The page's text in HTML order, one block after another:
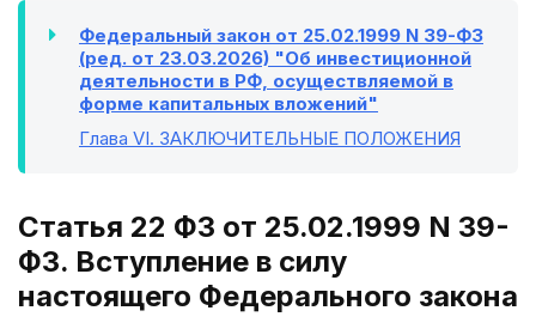
Федеральный закон от 25.02.1999 N 39-ФЗ
(ред. от 23.03.2026) "Об инвестиционной
деятельности в РФ, осуществляемой в
форме капитальных вложений"
Глава VI. ЗАКЛЮЧИТЕЛЬНЫЕ ПОЛОЖЕНИЯ
Статья 22 ФЗ от 25.02.1999 N 39-
ФЗ. Вступление в силу
настоящего Федерального закона